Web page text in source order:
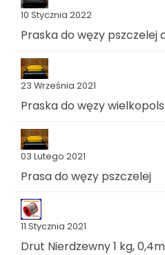
10 Stycznia 2022
Praska do węzy pszczelej
23 Września 2021
Praska do węzy
03 Lutego 2021
Prasa do węzy pszczelej
11 Stycznia 2021
Drut Nierdzewny 1 kg,